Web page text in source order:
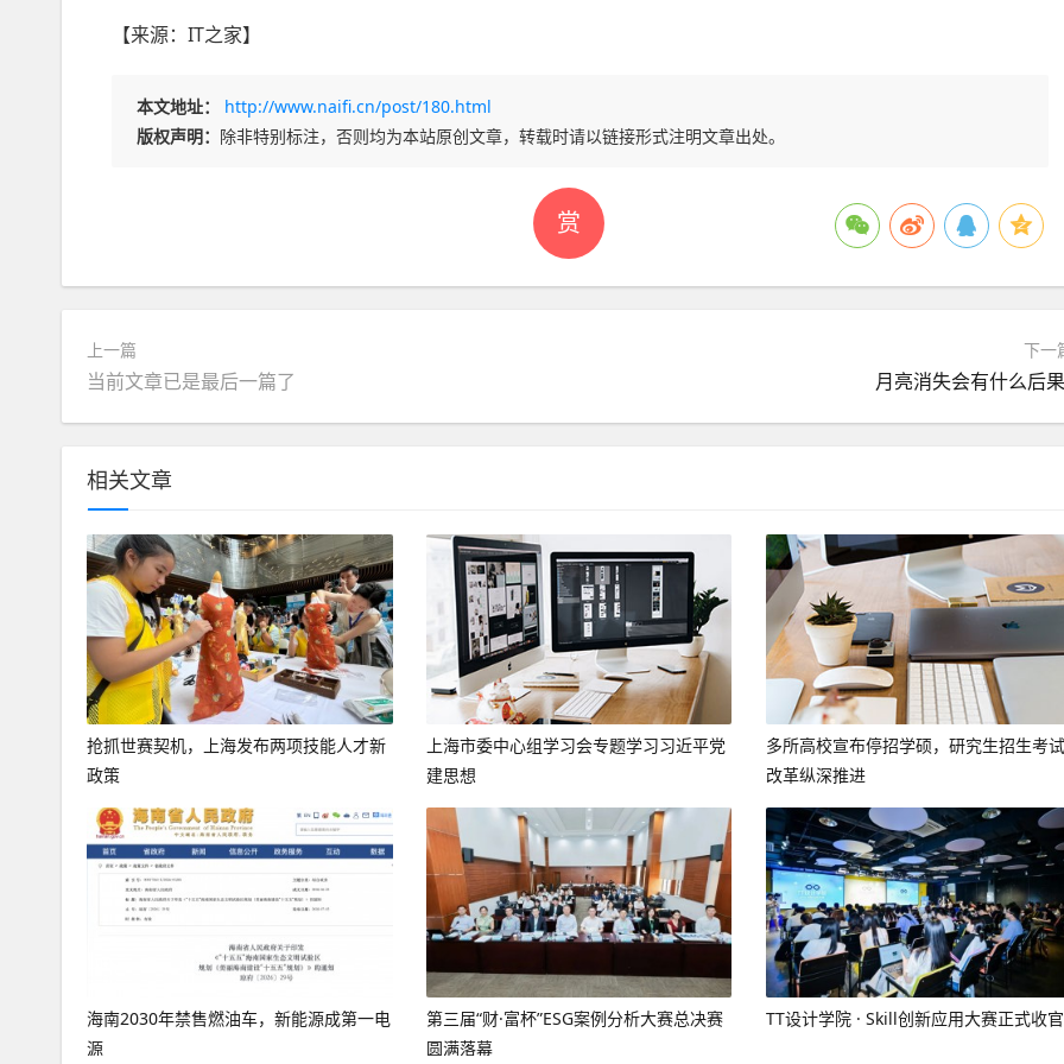
【来源： IT之家】
赏
本文地址：
http://www.naifi.cn/post/180.html
版权声明： 除非特别标注，否则均为本站原创文章，转载时请以链接形式注明文章出处。
上一篇
当前文章已是最后一篇了
下一
月亮消失会有什么后
相关文章
抢抓世赛契机，上海发布两项技能人才新
政策
上海市委中心组学习会专题学习习近平党
建思想
多所高校宣布停招学硕，研究生招生考试
改革纵深推进
海南2030年禁售燃油车，新能源成第一电
源
第三届“财·富杯”ESG案例分析大赛总决赛
圆满落幕
TT设计学院 · Skill创新应用大赛正式收官